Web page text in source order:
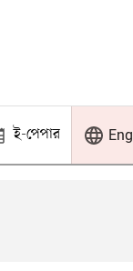
ই-পেপার Eng